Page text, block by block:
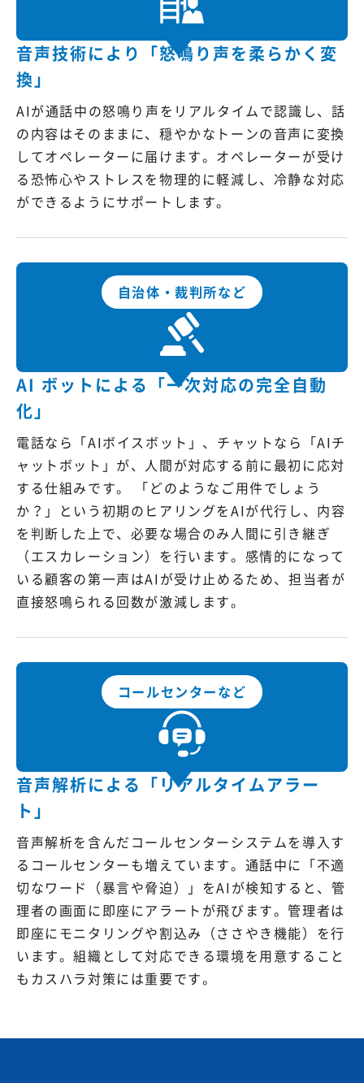
音声技術により「怒鳴り声を柔らかく変
換」
AIが通話中の怒鳴り声をリアルタイムで認識し、話
の内容はそのままに、穏やかなトーンの音声に変換
してオペレーターに届けます。オペレーターが受け
る恐怖心やストレスを物理的に軽減し、冷静な対応
ができるようにサポートします。
自治体・裁判所など
AI ボットによる「一次対応の完全自動
化」
電話なら「AIボイスボット」、チャットなら「AIチ
ャットボット」が、人間が対応する前に最初に応対
する仕組みです。 「どのようなご用件でしょう
か？」という初期のヒアリングをAIが代行し、内容
を判断した上で、必要な場合のみ人間に引き継ぎ
（エスカレーション）を行います。感情的になって
いる顧客の第一声はAIが受け止めるため、担当者が
直接怒鳴られる回数が激減します。
コールセンターなど
音声解析による「リアルタイムアラー
ト」
音声解析を含んだコールセンターシステムを導入す
るコールセンターも増えています。通話中に「不適
切なワード（暴言や脅迫）」をAIが検知すると、管
理者の画面に即座にアラートが飛びます。管理者は
即座にモニタリングや割込み（ささやき機能）を行
います。組織として対応できる環境を用意すること
もカスハラ対策には重要です。